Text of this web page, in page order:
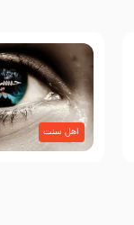
اهل سنت